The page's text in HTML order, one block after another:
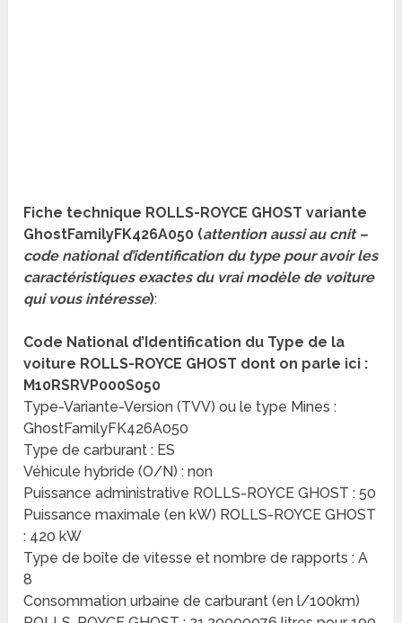
Fiche technique ROLLS-ROYCE GHOST variante
GhostFamilyFK426A050 (attention aussi au cnit –
code national d’identification du type pour avoir les
caractéristiques exactes du vrai modèle de voiture
qui vous intéresse):
Code National d’Identification du Type de la
voiture ROLLS-ROYCE GHOST dont on parle ici :
M10RSRVP000S050
Type-Variante-Version (TVV) ou le type Mines :
GhostFamilyFK426A050
Type de carburant : ES
Véhicule hybride (O/N) : non
Puissance administrative ROLLS-ROYCE GHOST : 50
Puissance maximale (en kW) ROLLS-ROYCE GHOST
: 420 kW
Type de boîte de vitesse et nombre de rapports : A
8
Consommation urbaine de carburant (en l/100km)